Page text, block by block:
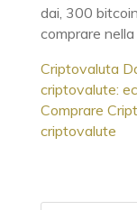
dai, 300
comprare
Criptovaluta
criptovalute:
Comprare
criptovalute